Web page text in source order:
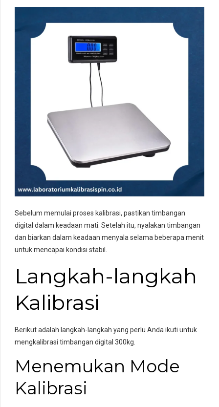
Sebelum memulai proses kalibrasi, pastikan timbangan
digital dalam keadaan mati. Setelah itu, nyalakan timbangan
dan biarkan dalam keadaan menyala selama beberapa menit
untuk mencapai kondisi stabil.
Langkah-langkah
Kalibrasi
Berikut adalah langkah-langkah yang perlu Anda ikuti untuk
mengkalibrasi timbangan digital 300kg.
Menemukan Mode
Kalibrasi